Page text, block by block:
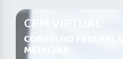
CRM VIRTUAL
CONSELHO FEDERAL DE
MEDICINA